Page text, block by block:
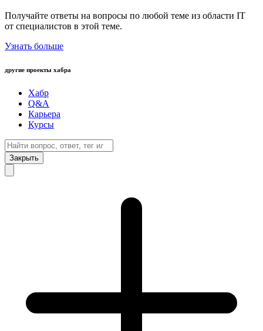
Получайте ответы на вопросы по любой теме из области IT
от специалистов в этой теме.
Узнать больше
другие проекты хабра
Хабр
Q&A
Карьера
Курсы
Закрыть